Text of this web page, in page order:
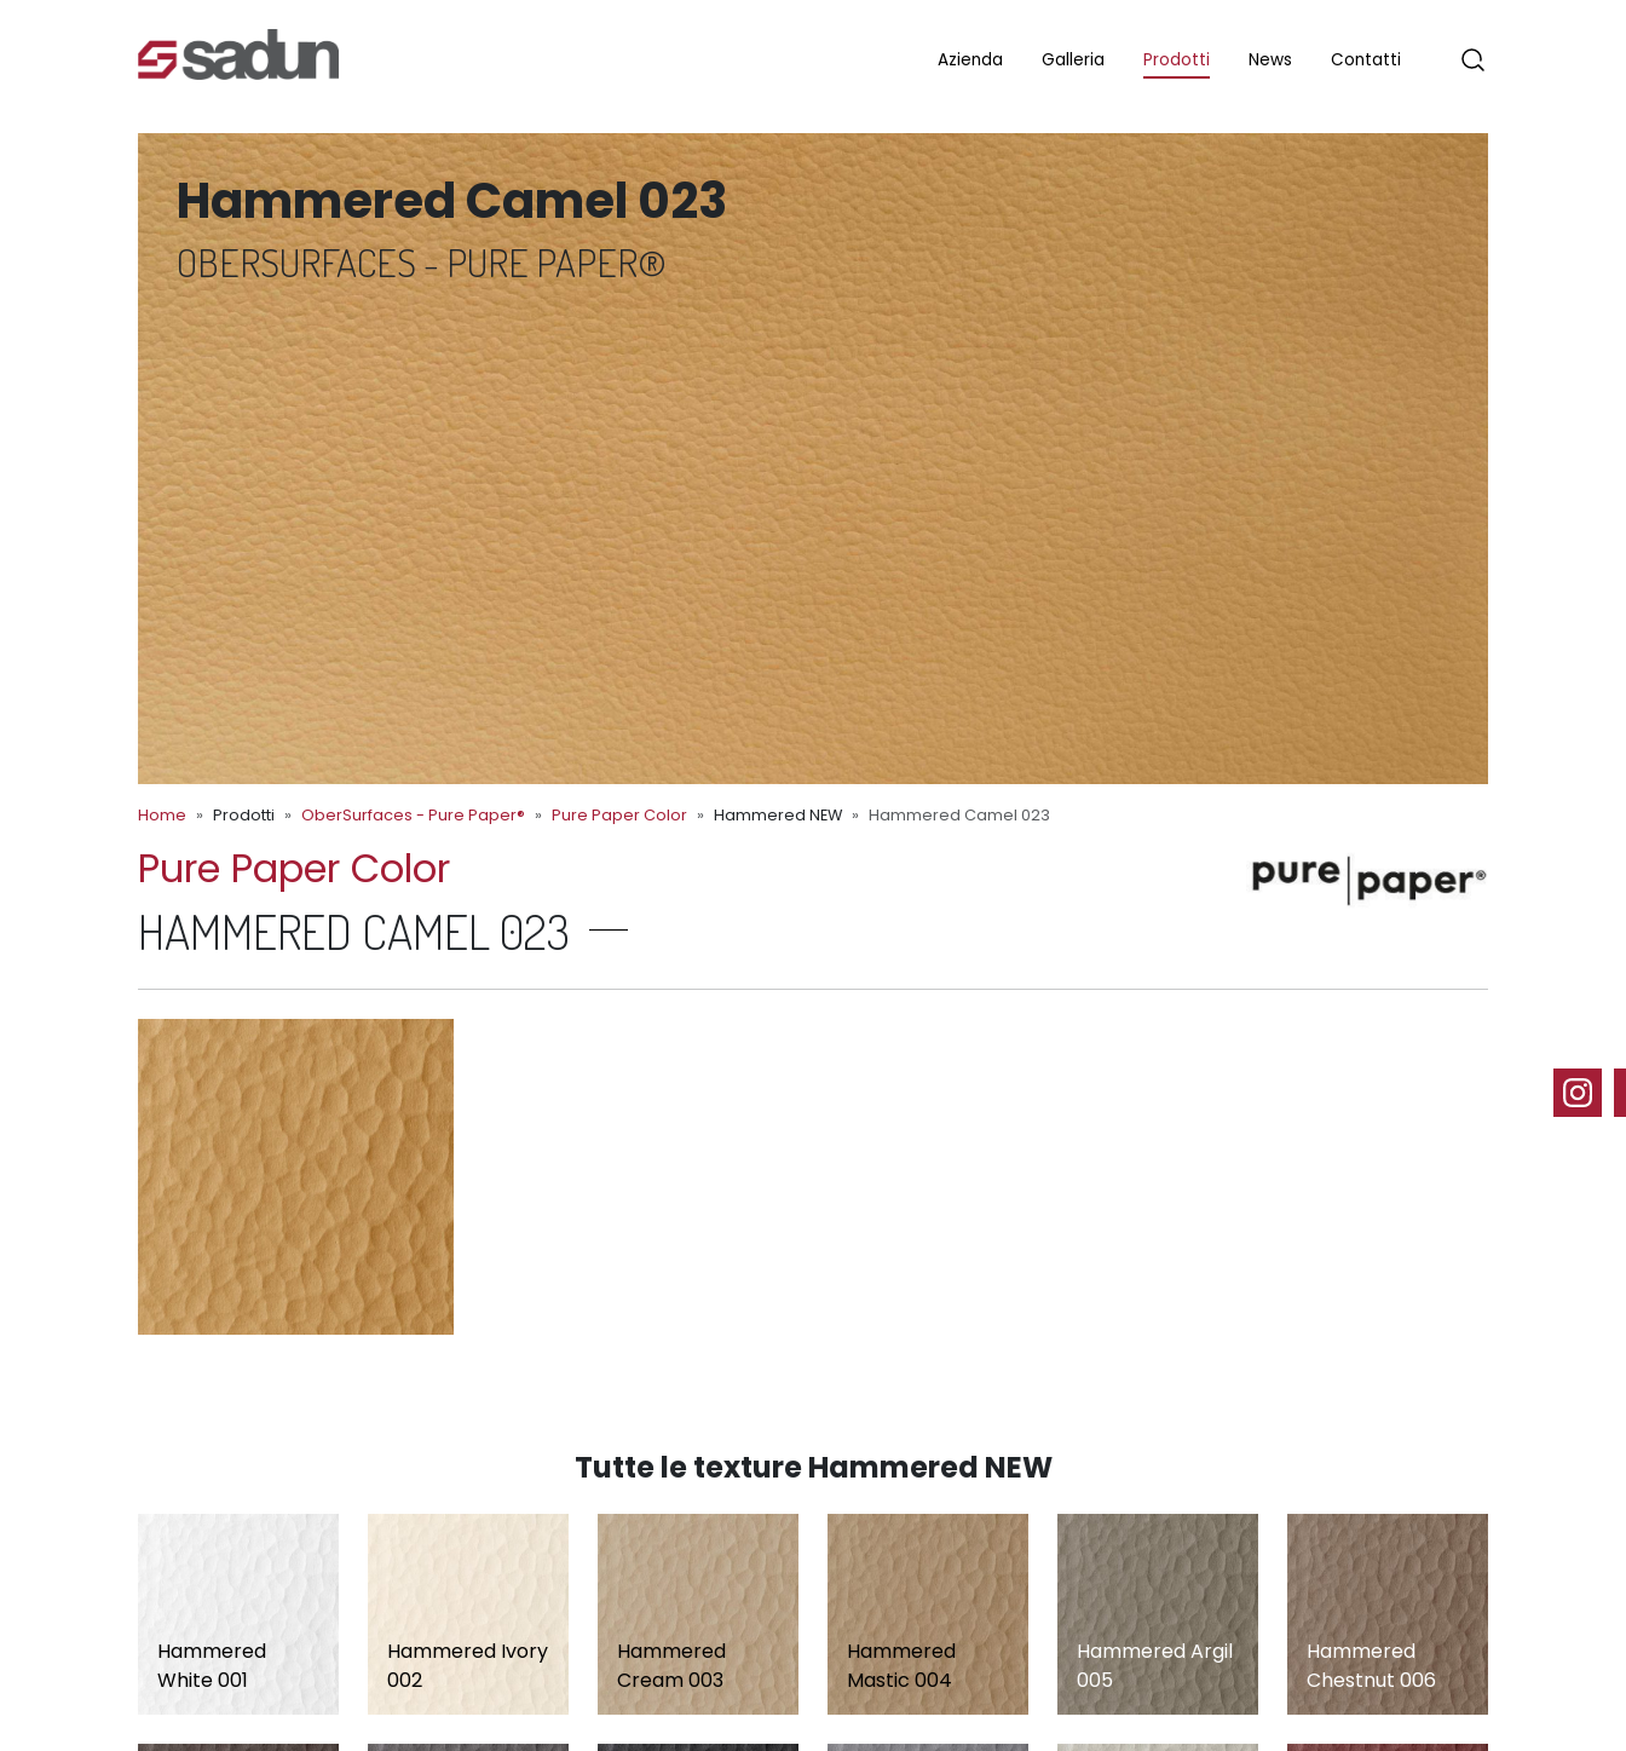
Azienda Galleria Prodotti News Contatti
Hammered Camel 023
OBERSURFACES - PURE PAPER®
Home Prodotti OberSurfaces - Pure Paper® Pure Paper Color Hammered NEW Hammered Camel 023
Pure Paper Color
HAMMERED CAMEL 023
Tutte le texture Hammered NEW
Hammered
White 001
Hammered Ivory
002
Hammered
Cream 003
Hammered
Mastic 004
Hammered Argil
005
Hammered
Chestnut 006